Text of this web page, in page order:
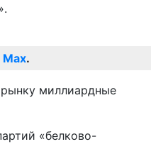
Max.
рынку миллиардные
«белково-